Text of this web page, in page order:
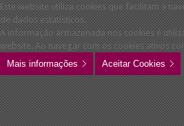
Este website utiliza cookies que facilitam a
de dados estatísticos.
A informação armazenada nos cookies é
website. Ao navegar com os cookies ativos
Mais informações
Aceitar Cookies